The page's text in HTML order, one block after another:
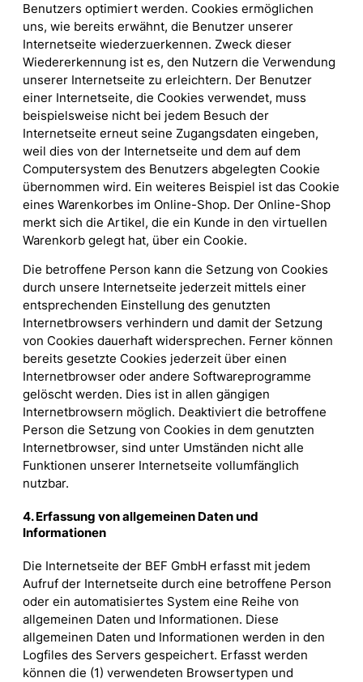
Benutzers optimiert werden. Cookies ermöglichen
uns, wie bereits erwähnt, die Benutzer unserer
Internetseite wiederzuerkennen. Zweck dieser
Wiedererkennung ist es, den Nutzern die Verwendung
unserer Internetseite zu erleichtern. Der Benutzer
einer Internetseite, die Cookies verwendet, muss
beispielsweise nicht bei jedem Besuch der
Internetseite erneut seine Zugangsdaten eingeben,
weil dies von der Internetseite und dem auf dem
Computersystem des Benutzers abgelegten Cookie
übernommen wird. Ein weiteres Beispiel ist das Cookie
eines Warenkorbes im Online-Shop. Der Online-Shop
merkt sich die Artikel, die ein Kunde in den virtuellen
Warenkorb gelegt hat, über ein Cookie.
Die betroffene Person kann die Setzung von Cookies
durch unsere Internetseite jederzeit mittels einer
entsprechenden Einstellung des genutzten
Internetbrowsers verhindern und damit der Setzung
von Cookies dauerhaft widersprechen. Ferner können
bereits gesetzte Cookies jederzeit über einen
Internetbrowser oder andere Softwareprogramme
gelöscht werden. Dies ist in allen gängigen
Internetbrowsern möglich. Deaktiviert die betroffene
Person die Setzung von Cookies in dem genutzten
Internetbrowser, sind unter Umständen nicht alle
Funktionen unserer Internetseite vollumfänglich
nutzbar.
4. Erfassung von allgemeinen Daten und
Informationen
Die Internetseite der BEF GmbH erfasst mit jedem
Aufruf der Internetseite durch eine betroffene Person
oder ein automatisiertes System eine Reihe von
allgemeinen Daten und Informationen. Diese
allgemeinen Daten und Informationen werden in den
Logfiles des Servers gespeichert. Erfasst werden
können die (1) verwendeten Browsertypen und